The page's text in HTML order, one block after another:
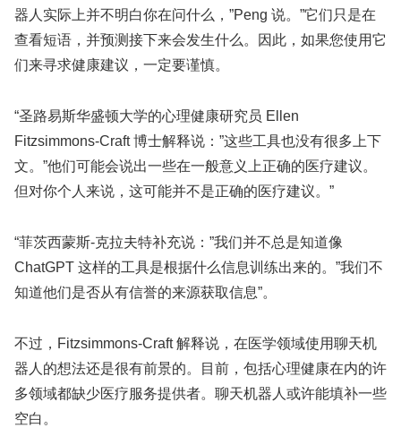
器人实际上并不明白你在问什么，”Peng 说。”它们只是在
查看短语，并预测接下来会发生什么。因此，如果您使用它
们来寻求健康建议，一定要谨慎。
“圣路易斯华盛顿大学的心理健康研究员 Ellen
Fitzsimmons-Craft 博士解释说：”这些工具也没有很多上下
文。”他们可能会说出一些在一般意义上正确的医疗建议。
但对你个人来说，这可能并不是正确的医疗建议。”
“菲茨西蒙斯-克拉夫特补充说：”我们并不总是知道像
ChatGPT 这样的工具是根据什么信息训练出来的。”我们不
知道他们是否从有信誉的来源获取信息”。
不过，Fitzsimmons-Craft 解释说，在医学领域使用聊天机
器人的想法还是很有前景的。目前，包括心理健康在内的许
多领域都缺少医疗服务提供者。聊天机器人或许能填补一些
空白。